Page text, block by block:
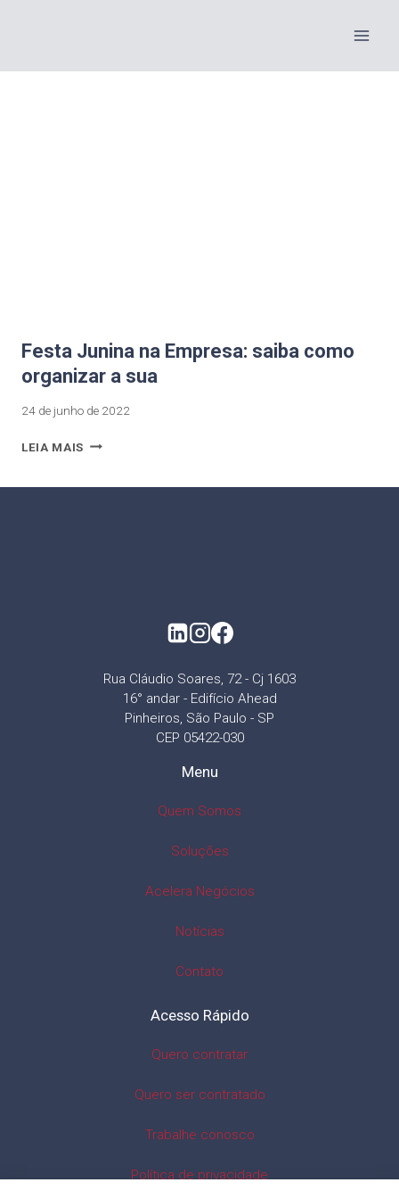
Festa Junina na Empresa: saiba como
organizar a sua
24 de junho de 2022
LEIA MAIS
Rua Cláudio Soares, 72 - Cj 1603
16° andar - Edifício Ahead
Pinheiros, São Paulo - SP
CEP 05422-030
Menu
Quem Somos
Soluções
Acelera Negócios
Notícias
Contato
Acesso Rápido
Quero contratar
Quero ser contratado
Trabalhe conosco
Política de privacidade